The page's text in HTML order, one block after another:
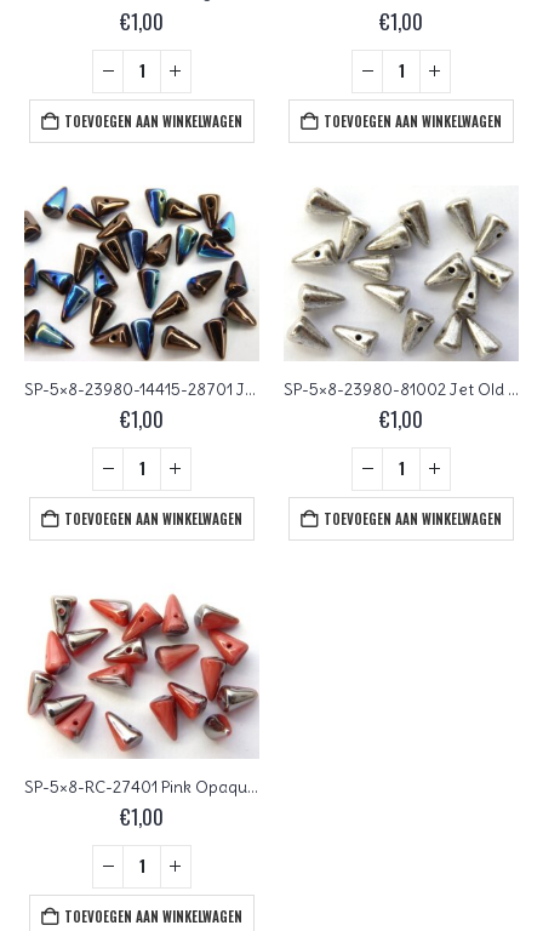
€1,00
TOEVOEGEN AAN WINKELWAGEN
€1,00
TOEVOEGEN AAN WINKELWAGEN
SP-5×8-23980-14415-28701 Jet-Dark Bronze-AB 25 Stuks.
€1,00
TOEVOEGEN AAN WINKELWAGEN
SP-5×8-23980-81002 Jet Old Silver 25 St.
€1,00
TOEVOEGEN AAN WINKELWAGEN
SP-5×8-RC-27401 Pink Opaque Chrome 25 Pc.
€1,00
TOEVOEGEN AAN WINKELWAGEN